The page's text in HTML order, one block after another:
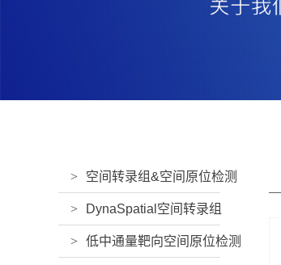
> 空间转录组&空间原位检测
> DynaSpatial空间转录组
> 低中通量靶向空间原位检测